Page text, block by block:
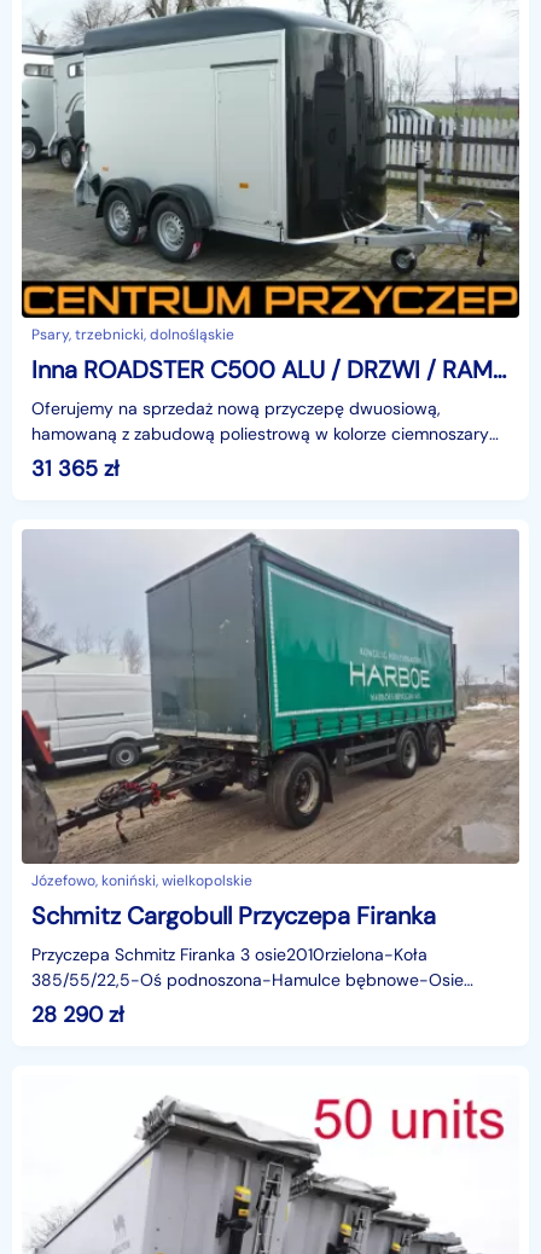
Psary, trzebnicki, dolnośląskie
Inna ROADSTER C500 ALU / DRZWI / RAMPA / DMC: 1100-2000 KG
Oferujemy na sprzedaż nową przyczepę dwuosiową,
hamowaną z zabudową poliestrową w kolorze ciemnoszarym,
ścianami z aluminium oraz drzwiami bocznymi – przyczepa
31 365 zł
Józefowo, koniński, wielkopolskie
Schmitz Cargobull Przyczepa Firanka
Przyczepa Schmitz Firanka 3 osie2010rzielona-Koła
385/55/22,5-Oś podnoszona-Hamulce bębnowe-Osie
BPW-Nadaje się pod wywrot i do lasu-Długość 7,40m-
Sprowadzona-K
28 290zł